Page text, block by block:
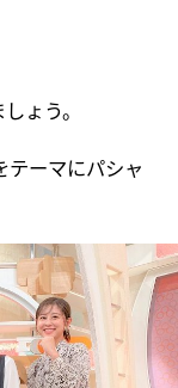
ょう。
テーマにパシャ